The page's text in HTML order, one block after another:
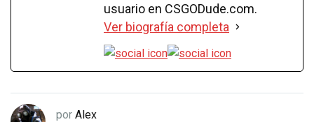
usuario en CSGODude.com.
Ver biografía completa
por Alex